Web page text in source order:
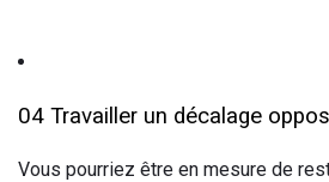
04 Travailler un décalage
Vous pourriez être en mesure de